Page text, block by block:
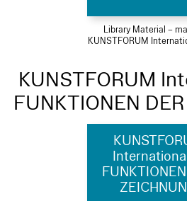
Library Material –
KUNSTFORUM
KUNSTFORUM
FUNKTIONEN